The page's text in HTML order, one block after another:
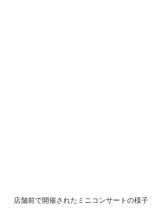
店舗前で開催されたミニコンサートの様子